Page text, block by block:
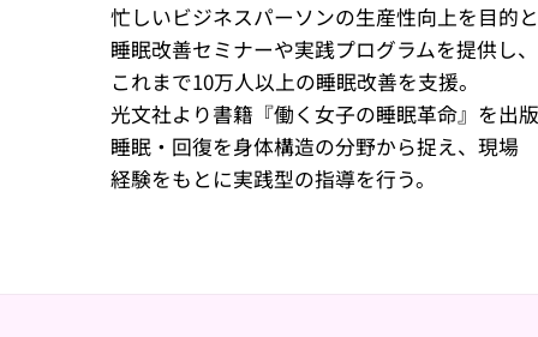
忙しいビジネスパーソンの生産性向上を目的
睡眠改善セミナーや実践プログラムを提供し、
これまで10万人以上の睡眠改善を支援。
光文社より書籍『働く女子の睡眠革命』を出版
睡眠・回復を身体構造の分野から捉え、現場
経験をもとに実践型の指導を行う。